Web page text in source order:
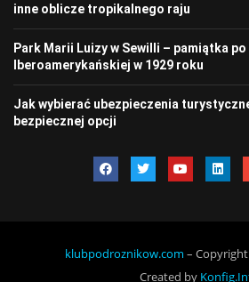
inne oblicze tropikalnego raju
Park Marii Luizy w Sewilli – pamiątka
Iberoamerykańskiej w 1929 roku
Jak wybierać ubezpieczenia
bezpiecznej opcji
klubpodroznikow.com –
Created by